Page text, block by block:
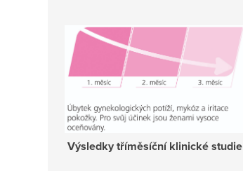
Výsledky tříměsíční klinické studie